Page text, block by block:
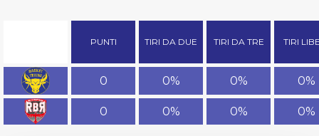
PUNTI TIRI DA DUE TIRI DA TRE TIRI
0 0% 0% 0%
0 0% 0% 0%